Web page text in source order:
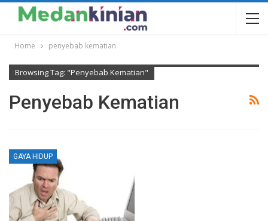
Home penyebab kematian
Browsing Tag: "penyebab Kematian"
Penyebab Kematian
GAYA HIDUP